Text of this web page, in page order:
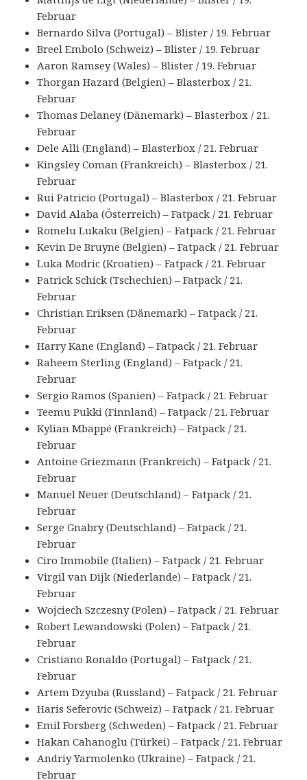
Februar
Bernardo Silva (Portugal) – Blister / 19. Februar
Breel Embolo (Schweiz) – Blister / 19. Februar
Aaron Ramsey (Wales) – Blister / 19. Februar
Thorgan Hazard (Belgien) – Blasterbox / 21.
Februar
Thomas Delaney (Dänemark) – Blasterbox / 21.
Februar
Dele Alli (England) – Blasterbox / 21. Februar
Kingsley Coman (Frankreich) – Blasterbox / 21.
Februar
Rui Patricio (Portugal) – Blasterbox / 21. Februar
David Alaba (Österreich) – Fatpack / 21. Februar
Romelu Lukaku (Belgien) – Fatpack / 21. Februar
Kevin De Bruyne (Belgien) – Fatpack / 21. Februar
Luka Modric (Kroatien) – Fatpack / 21. Februar
Patrick Schick (Tschechien) – Fatpack / 21.
Februar
Christian Eriksen (Dänemark) – Fatpack / 21.
Februar
Harry Kane (England) – Fatpack / 21. Februar
Raheem Sterling (England) – Fatpack / 21.
Februar
Sergio Ramos (Spanien) – Fatpack / 21. Februar
Teemu Pukki (Finnland) – Fatpack / 21. Februar
Kylian Mbappé (Frankreich) – Fatpack / 21.
Februar
Antoine Griezmann (Frankreich) – Fatpack / 21.
Februar
Manuel Neuer (Deutschland) – Fatpack / 21.
Februar
Serge Gnabry (Deutschland) – Fatpack / 21.
Februar
Ciro Immobile (Italien) – Fatpack / 21. Februar
Virgil van Dijk (Niederlande) – Fatpack / 21.
Februar
Wojciech Szczesny (Polen) – Fatpack / 21. Februar
Robert Lewandowski (Polen) – Fatpack / 21.
Februar
Cristiano Ronaldo (Portugal) – Fatpack / 21.
Februar
Artem Dzyuba (Russland) – Fatpack / 21. Februar
Haris Seferovic (Schweiz) – Fatpack / 21. Februar
Emil Forsberg (Schweden) – Fatpack / 21. Februar
Hakan Cahanoglu (Türkei) – Fatpack / 21. Februar
Andriy Yarmolenko (Ukraine) – Fatpack / 21.
Februar